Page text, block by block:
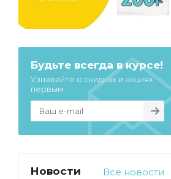
Будьте всегда в курсе!
Узнавайте о скидках и акциях
первым
Новости Все новости